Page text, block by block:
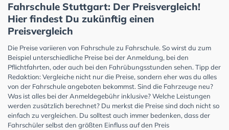
Fahrschule Stuttgart: Der Preisvergleich!
Hier findest Du zukünftig einen
Preisvergleich
Die Preise variieren von Fahrschule zu Fahrschule. So wirst du zum
Beispiel unterschiedliche Preise bei der Anmeldung, bei den
Pflichtfahrten, oder auch bei den Fahrübungsstunden sehen. Tipp der
Redaktion: Vergleiche nicht nur die Preise, sondern eher was du alles
von der Fahrschule angeboten bekommst. Sind die Fahrzeuge neu?
Was ist alles bei der Anmeldegebühr inklusive? Welche Leistungen
werden zusätzlich berechnet? Du merkst die Preise sind doch nicht so
einfach zu vergleichen. Du solltest auch immer bedenken, dass der
Fahrschüler selbst den größten Einfluss auf den Preis